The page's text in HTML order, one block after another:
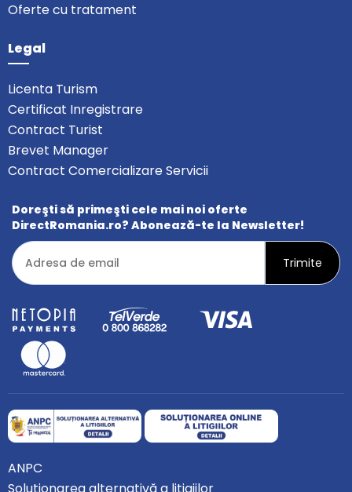
Oferte cu tratament
Legal
Licenta Turism
Certificat Inregistrare
Contract Turist
Brevet Manager
Contract Comercializare Servicii
Doreşti să primeşti cele mai noi oferte
DirectRomania.ro? Abonează-te la Newsletter!
ANPC